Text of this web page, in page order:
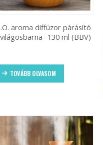
aroma diffúzor párásító
-130 ml (BBV)
TOVÁBB OLVASOM